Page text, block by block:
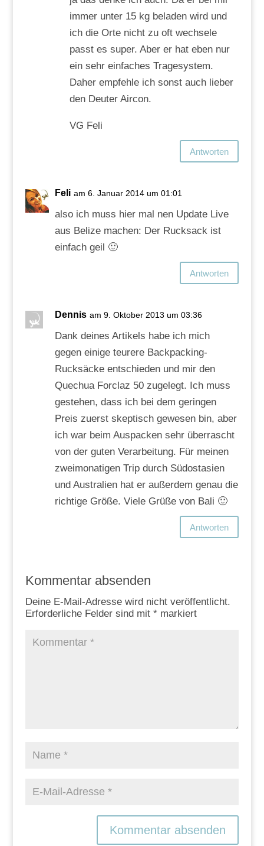
immer unter 15 kg beladen wird und
ich die Orte nicht zu oft wechsele
passt es super. Aber er hat eben nur
ein sehr einfaches Tragesystem.
Daher empfehle ich sonst auch lieber
den Deuter Aircon.
VG Feli
Antworten
Feli am 6. Januar 2014 um 01:01
also ich muss hier mal nen Update Live
aus Belize machen: Der Rucksack ist
einfach geil 🙂
Antworten
Dennis am 9. Oktober 2013 um 03:36
Dank deines Artikels habe ich mich
gegen einige teurere Backpacking-
Rucksäcke entschieden und mir den
Quechua Forclaz 50 zugelegt. Ich muss
gestehen, dass ich bei dem geringen
Preis zuerst skeptisch gewesen bin, aber
ich war beim Auspacken sehr überrascht
von der guten Verarbeitung. Für meinen
zweimonatigen Trip durch Südostasien
und Australien hat er außerdem genau die
richtige Größe. Viele Grüße von Bali 🙂
Antworten
Kommentar absenden
Deine E-Mail-Adresse wird nicht veröffentlicht.
Erforderliche Felder sind mit *markiert